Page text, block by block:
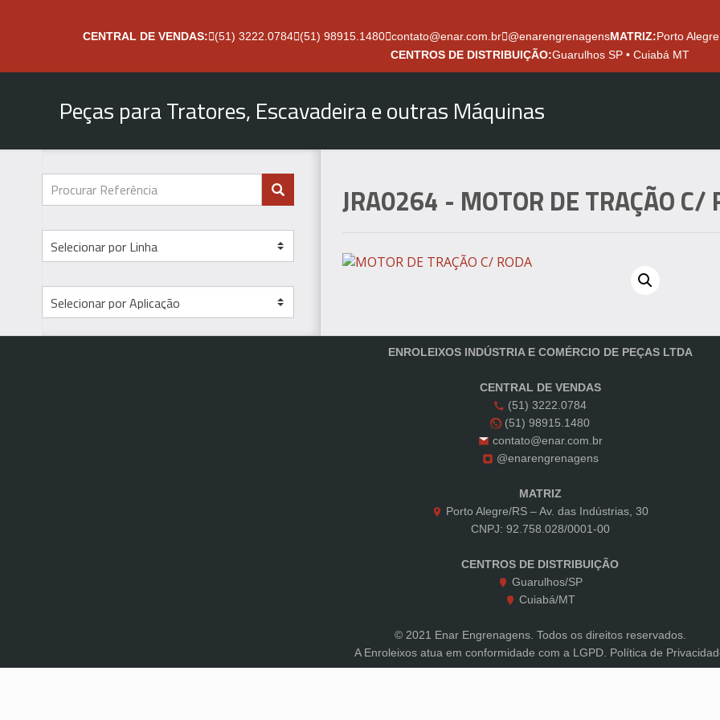
CENTRAL DE VENDAS: (51) 3222.0784 (51) 98915.1480 contato@enar.com.br @enarengrenagensMATRIZ:Porto
CENTROS DE DISTRIBUIÇÃO:Guarulhos SP • Cuiabá MT
Peças para Tratores, Escavadeira e outras Máquinas
JRA0264 - MOTOR DE TRAÇÃO C/
ENROLEIXOS INDÚSTRIA E COMÉRCIO DE PEÇAS LTDA
CENTRAL DE VENDAS
(51) 3222.0784
(51) 98915.1480
contato@enar.com.br
@enarengrenagens
MATRIZ
Porto Alegre/RS – Av. das Indústrias, 30
CNPJ: 92.758.028/0001-00
CENTROS DE DISTRIBUIÇÃO
Guarulhos/SP
Cuiabá/MT
© 2021 Enar Engrenagens. Todos os direitos reservados.
A Enroleixos atua em conformidade com a LGPD. Política de